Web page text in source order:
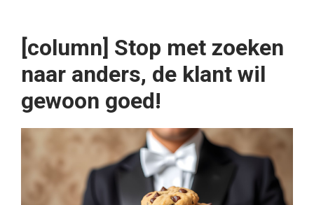
[column] Stop met zoeken
naar anders, de klant wil
gewoon goed!